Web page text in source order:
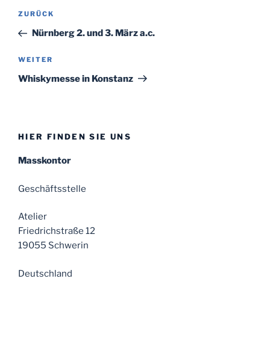
Beitragsnavigation
Vorheriger
Beitrag
ZURÜCK
Nürnberg 2. und 3. März a.c.
Nächster
Beitrag
WEITER
Whiskymesse in Konstanz
HIER FINDEN SIE UNS
Masskontor
Geschäftsstelle
Atelier
Friedrichstraße 12
19055 Schwerin
Deutschland